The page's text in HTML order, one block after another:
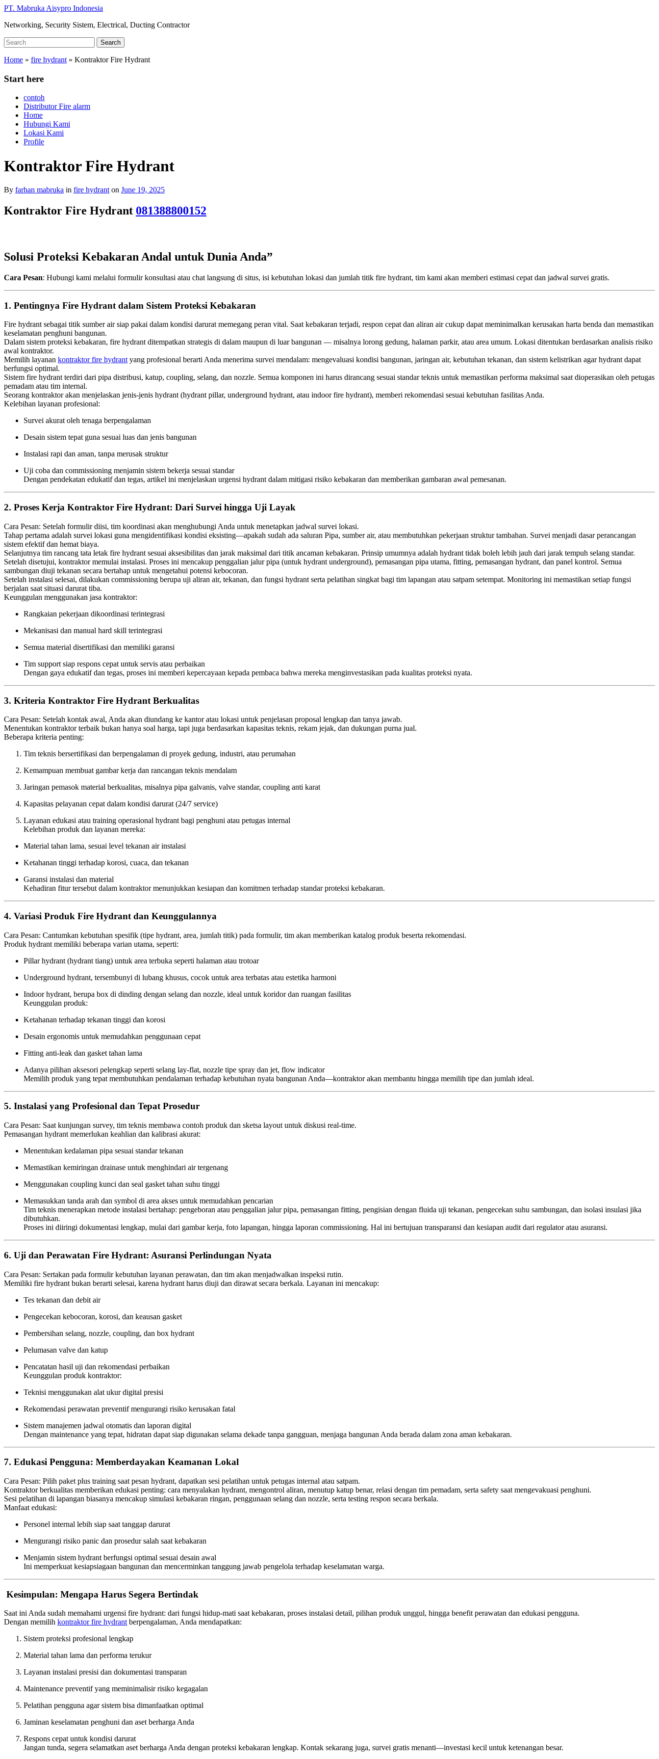
Skip
main
PT. Mabruka Aisypro Indonesia
Networking, Security Sistem, Electrical, Ducting Contractor
Search
for:
Search
Home » fire hydrant » Kontraktor Fire Hydrant
Start here
contoh
Distributor Fire alarm
Home
Hubungi Kami
Lokasi Kami
Profile
Kontraktor Fire Hydrant
By farhan mabruka in fire hydrant on June 19, 2025
Kontraktor Fire Hydrant 081388800152
Solusi Proteksi Kebakaran Andal untuk Dunia Anda”
Cara Pesan: Hubungi kami melalui formulir konsultasi atau chat langsung di situs, isi kebutuhan lokasi dan jumlah titik fire hydrant, tim kami akan memberi estimasi cepat dan jadwal survei gratis.
1. Pentingnya Fire Hydrant dalam Sistem Proteksi Kebakaran
Fire hydrant sebagai titik sumber air siap pakai dalam kondisi darurat memegang peran vital. Saat kebakaran terjadi, respon cepat dan aliran air cukup dapat meminimalkan kerusakan harta benda dan memastikan
keselamatan penghuni bangunan.
Dalam sistem proteksi kebakaran, fire hydrant ditempatkan strategis di dalam maupun di luar bangunan — misalnya lorong gedung, halaman parkir, atau area umum. Lokasi ditentukan berdasarkan analisis risiko
awal kontraktor.
Memilih layanan kontraktor fire hydrant yang profesional berarti Anda menerima survei mendalam: mengevaluasi kondisi bangunan, jaringan air, kebutuhan tekanan, dan sistem kelistrikan agar hydrant dapat
berfungsi optimal.
Sistem fire hydrant terdiri dari pipa distribusi, katup, coupling, selang, dan nozzle. Semua komponen ini harus dirancang sesuai standar teknis untuk memastikan performa maksimal saat dioperasikan oleh petugas
pemadam atau tim internal.
Seorang kontraktor akan menjelaskan jenis-jenis hydrant (hydrant pillar, underground hydrant, atau indoor fire hydrant), memberi rekomendasi sesuai kebutuhan fasilitas Anda.
Kelebihan layanan profesional:
Survei akurat oleh tenaga berpengalaman
Desain sistem tepat guna sesuai luas dan jenis bangunan
Instalasi rapi dan aman, tanpa merusak struktur
Uji coba dan commissioning menjamin sistem bekerja sesuai standar
Dengan pendekatan edukatif dan tegas, artikel ini menjelaskan urgensi hydrant dalam mitigasi risiko kebakaran dan memberikan gambaran awal pemesanan.
2. Proses Kerja Kontraktor Fire Hydrant: Dari Survei hingga Uji Layak
Cara Pesan: Setelah formulir diisi, tim koordinasi akan menghubungi Anda untuk menetapkan jadwal survei lokasi.
Tahap pertama adalah survei lokasi guna mengidentifikasi kondisi eksisting—apakah sudah ada saluran Pipa, sumber air, atau membutuhkan pekerjaan struktur tambahan. Survei menjadi dasar perancangan
sistem efektif dan hemat biaya.
Selanjutnya tim rancang tata letak fire hydrant sesuai aksesibilitas dan jarak maksimal dari titik ancaman kebakaran. Prinsip umumnya adalah hydrant tidak boleh lebih jauh dari jarak tempuh selang standar.
Setelah disetujui, kontraktor memulai instalasi. Proses ini mencakup penggalian jalur pipa (untuk hydrant underground), pemasangan pipa utama, fitting, pemasangan hydrant, dan panel kontrol. Semua
sambungan diuji tekanan secara bertahap untuk mengetahui potensi kebocoran.
Setelah instalasi selesai, dilakukan commissioning berupa uji aliran air, tekanan, dan fungsi hydrant serta pelatihan singkat bagi tim lapangan atau satpam setempat. Monitoring ini memastikan setiap fungsi
berjalan saat situasi darurat tiba.
Keunggulan menggunakan jasa kontraktor:
Rangkaian pekerjaan dikoordinasi terintegrasi
Mekanisasi dan manual hard skill terintegrasi
Semua material disertifikasi dan memiliki garansi
Tim support siap respons cepat untuk servis atau perbaikan
Dengan gaya edukatif dan tegas, proses ini memberi kepercayaan kepada pembaca bahwa mereka menginvestasikan pada kualitas proteksi nyata.
3. Kriteria Kontraktor Fire Hydrant Berkualitas
Cara Pesan: Setelah kontak awal, Anda akan diundang ke kantor atau lokasi untuk penjelasan proposal lengkap dan tanya jawab.
Menentukan kontraktor terbaik bukan hanya soal harga, tapi juga berdasarkan kapasitas teknis, rekam jejak, dan dukungan purna jual.
Beberapa kriteria penting:
Tim teknis bersertifikasi dan berpengalaman di proyek gedung, industri, atau perumahan
Kemampuan membuat gambar kerja dan rancangan teknis mendalam
Jaringan pemasok material berkualitas, misalnya pipa galvanis, valve standar, coupling anti karat
Kapasitas pelayanan cepat dalam kondisi darurat (24/7 service)
Layanan edukasi atau training operasional hydrant bagi penghuni atau petugas internal
Kelebihan produk dan layanan mereka:
Material tahan lama, sesuai level tekanan air instalasi
Ketahanan tinggi terhadap korosi, cuaca, dan tekanan
Garansi instalasi dan material
Kehadiran fitur tersebut dalam kontraktor menunjukkan kesiapan dan komitmen terhadap standar proteksi kebakaran.
4. Variasi Produk Fire Hydrant dan Keunggulannya
Cara Pesan: Cantumkan kebutuhan spesifik (tipe hydrant, area, jumlah titik) pada formulir, tim akan memberikan katalog produk beserta rekomendasi.
Produk hydrant memiliki beberapa varian utama, seperti:
Pillar hydrant (hydrant tiang) untuk area terbuka seperti halaman atau trotoar
Underground hydrant, tersembunyi di lubang khusus, cocok untuk area terbatas atau estetika harmoni
Indoor hydrant, berupa box di dinding dengan selang dan nozzle, ideal untuk koridor dan ruangan fasilitas
Keunggulan produk:
Ketahanan terhadap tekanan tinggi dan korosi
Desain ergonomis untuk memudahkan penggunaan cepat
Fitting anti-leak dan gasket tahan lama
Adanya pilihan aksesori pelengkap seperti selang lay-flat, nozzle tipe spray dan jet, flow indicator
Memilih produk yang tepat membutuhkan pendalaman terhadap kebutuhan nyata bangunan Anda—kontraktor akan membantu hingga memilih tipe dan jumlah ideal.
5. Instalasi yang Profesional dan Tepat Prosedur
Cara Pesan: Saat kunjungan survey, tim teknis membawa contoh produk dan sketsa layout untuk diskusi real-time.
Pemasangan hydrant memerlukan keahlian dan kalibrasi akurat:
Menentukan kedalaman pipa sesuai standar tekanan
Memastikan kemiringan drainase untuk menghindari air tergenang
Menggunakan coupling kunci dan seal gasket tahan suhu tinggi
Memasukkan tanda arah dan symbol di area akses untuk memudahkan pencarian
Tim teknis menerapkan metode instalasi bertahap: pengeboran atau penggalian jalur pipa, pemasangan fitting, pengisian dengan fluida uji tekanan, pengecekan suhu sambungan, dan isolasi insulasi jika
dibutuhkan.
Proses ini diiringi dokumentasi lengkap, mulai dari gambar kerja, foto lapangan, hingga laporan commissioning. Hal ini bertujuan transparansi dan kesiapan audit dari regulator atau asuransi.
6. Uji dan Perawatan Fire Hydrant: Asuransi Perlindungan Nyata
Cara Pesan: Sertakan pada formulir kebutuhan layanan perawatan, dan tim akan menjadwalkan inspeksi rutin.
Memiliki fire hydrant bukan berarti selesai, karena hydrant harus diuji dan dirawat secara berkala. Layanan ini mencakup:
Tes tekanan dan debit air
Pengecekan kebocoran, korosi, dan keausan gasket
Pembersihan selang, nozzle, coupling, dan box hydrant
Pelumasan valve dan katup
Pencatatan hasil uji dan rekomendasi perbaikan
Keunggulan produk kontraktor:
Teknisi menggunakan alat ukur digital presisi
Rekomendasi perawatan preventif mengurangi risiko kerusakan fatal
Sistem manajemen jadwal otomatis dan laporan digital
Dengan maintenance yang tepat, hidratan dapat siap digunakan selama dekade tanpa gangguan, menjaga bangunan Anda berada dalam zona aman kebakaran.
7. Edukasi Pengguna: Memberdayakan Keamanan Lokal
Cara Pesan: Pilih paket plus training saat pesan hydrant, dapatkan sesi pelatihan untuk petugas internal atau satpam.
Kontraktor berkualitas memberikan edukasi penting: cara menyalakan hydrant, mengontrol aliran, menutup katup benar, relasi dengan tim pemadam, serta safety saat mengevakuasi penghuni.
Sesi pelatihan di lapangan biasanya mencakup simulasi kebakaran ringan, penggunaan selang dan nozzle, serta testing respon secara berkala.
Manfaat edukasi:
Personel internal lebih siap saat tanggap darurat
Mengurangi risiko panic dan prosedur salah saat kebakaran
Menjamin sistem hydrant berfungsi optimal sesuai desain awal
Ini memperkuat kesiapsiagaan bangunan dan mencerminkan tanggung jawab pengelola terhadap keselamatan warga.
Kesimpulan: Mengapa Harus Segera Bertindak
Saat ini Anda sudah memahami urgensi fire hydrant: dari fungsi hidup‑mati saat kebakaran, proses instalasi detail, pilihan produk unggul, hingga benefit perawatan dan edukasi pengguna.
Dengan memilih kontraktor fire hydrantberpengalaman, Anda mendapatkan:
Sistem proteksi profesional lengkap
Material tahan lama dan performa terukur
Layanan instalasi presisi dan dokumentasi transparan
Maintenance preventif yang meminimalisir risiko kegagalan
Pelatihan pengguna agar sistem bisa dimanfaatkan optimal
Jaminan keselamatan penghuni dan aset berharga Anda
Respons cepat untuk kondisi darurat
Jangan tunda, segera selamatkan aset berharga Anda dengan proteksi kebakaran lengkap. Kontak sekarang juga, survei gratis menanti—investasi kecil untuk ketenangan besar.